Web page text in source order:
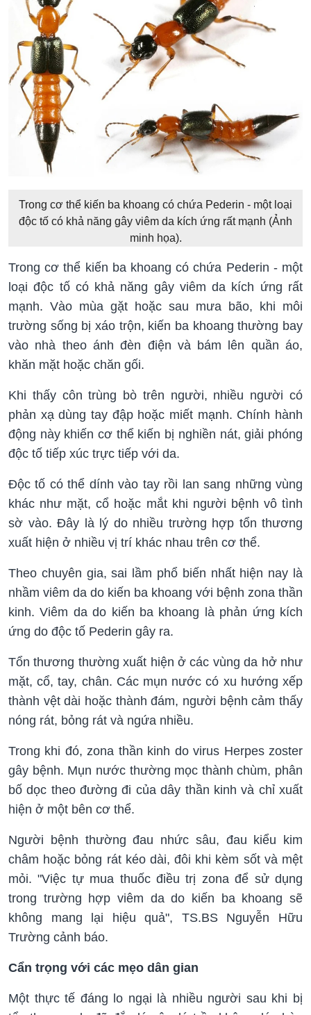
Trong cơ thể kiến ba khoang có chứa Pederin - một loại
độc tố có khả năng gây viêm da kích ứng rất mạnh (Ảnh
minh họa).
Trong cơ thể kiến ba khoang có chứa Pederin - một
loại độc tố có khả năng gây viêm da kích ứng rất
mạnh. Vào mùa gặt hoặc sau mưa bão, khi môi
trường sống bị xáo trộn, kiến ba khoang thường bay
vào nhà theo ánh đèn điện và bám lên quần áo,
khăn mặt hoặc chăn gối.
Khi thấy côn trùng bò trên người, nhiều người có
phản xạ dùng tay đập hoặc miết mạnh. Chính hành
động này khiến cơ thể kiến bị nghiền nát, giải phóng
độc tố tiếp xúc trực tiếp với da.
Độc tố có thể dính vào tay rồi lan sang những vùng
khác như mặt, cổ hoặc mắt khi người bệnh vô tình
sờ vào. Đây là lý do nhiều trường hợp tổn thương
xuất hiện ở nhiều vị trí khác nhau trên cơ thể.
Theo chuyên gia, sai lầm phổ biến nhất hiện nay là
nhầm viêm da do kiến ba khoang với bệnh zona thần
kinh. Viêm da do kiến ba khoang là phản ứng kích
ứng do độc tố Pederin gây ra.
Tổn thương thường xuất hiện ở các vùng da hở như
mặt, cổ, tay, chân. Các mụn nước có xu hướng xếp
thành vệt dài hoặc thành đám, người bệnh cảm thấy
nóng rát, bỏng rát và ngứa nhiều.
Trong khi đó, zona thần kinh do virus Herpes zoster
gây bệnh. Mụn nước thường mọc thành chùm, phân
bố dọc theo đường đi của dây thần kinh và chỉ xuất
hiện ở một bên cơ thể.
Người bệnh thường đau nhức sâu, đau kiểu kim
châm hoặc bỏng rát kéo dài, đôi khi kèm sốt và mệt
mỏi. "Việc tự mua thuốc điều trị zona để sử dụng
trong trường hợp viêm da do kiến ba khoang sẽ
không mang lại hiệu quả", TS.BS Nguyễn Hữu
Trường cảnh báo.
Cẩn trọng với các mẹo dân gian
Một thực tế đáng lo ngại là nhiều người sau khi bị